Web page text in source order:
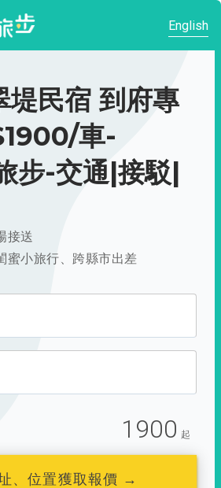
English
堤民宿 到府專
車-
步-交通|接駁|
接送
蜜小旅行、跨縣市出差
1900 起
、位置獲取報價 →